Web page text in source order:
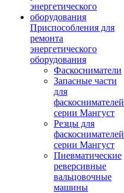
Приспособления для
ремонта
энергетического
оборудования
Фаскосниматели
Запасные части
для
фаскоснимателей
серии Мангуст
Резцы для
фаскоснимателей
серии Мангуст
Пневматические
реверсивные
вальцовочные
машины